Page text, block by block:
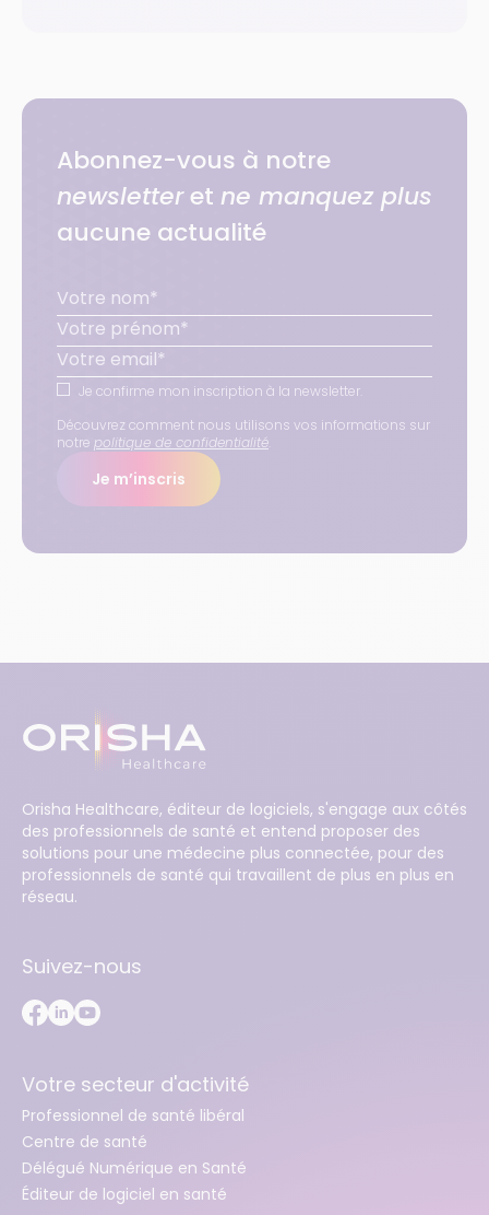
Abonnez-vous à notre
newsletteret ne manquez plus
aucune actualité
Je confirme mon inscription à la newsletter.
Découvrez comment nous utilisons vos informations sur
notre politique de confidentialité
Je m’inscris
Orisha Healthcare, éditeur de logiciels, s'engage aux côtés
des professionnels de santé et entend proposer des
solutions pour une médecine plus connectée, pour des
professionnels de santé qui travaillent de plus en plus en
réseau.
Suivez-nous
Votre secteur d'activité
Professionnel de santé libéral
Centre de santé
Délégué Numérique en Santé
Éditeur de logiciel en santé